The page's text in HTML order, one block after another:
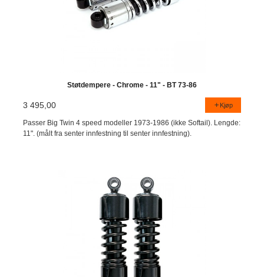
Støtdempere - Chrome - 11" - BT 73-86
3 495,00 Kjøp
Passer Big Twin 4 speed modeller 1973-1986 (ikke Softail). Lengde:
11". (målt fra senter innfestning til senter innfestning).